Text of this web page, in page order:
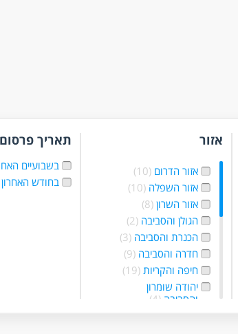
אזור
אזור הדרום (10)
אזור השפלה (10)
אזור השרון (8)
הגולן והסביבה (2)
הכנרת והסביבה (3)
חדרה והסביבה (9)
חיפה והקריות (19)
יהודה שומרון
והסביבה (4)
תאריך פרסום
בשבועיים
בחודש האחרון